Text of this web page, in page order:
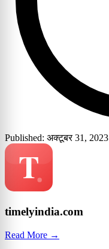
Published: अक्टूबर 31, 2023
timelyindia.com
Read More →